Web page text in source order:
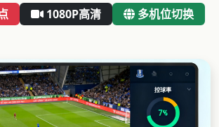
1080P高清 多机位切换